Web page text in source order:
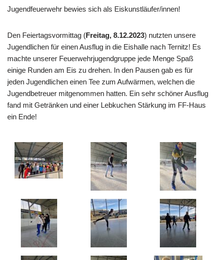
Jugendfeuerwehr bewies sich als Eiskunstläufer/innen!
Den Feiertagsvormittag (Freitag, 8.12.2023) nutzten unsere
Jugendlichen für einen Ausflug in die Eishalle nach Ternitz! Es
machte unserer Feuerwehrjugendgruppe jede Menge Spaß
einige Runden am Eis zu drehen. In den Pausen gab es für
jeden Jugendlichen einen Tee zum Aufwärmen, welchen die
Jugendbetreuer mitgenommen hatten. Ein sehr schöner Ausflug
fand mit Getränken und einer Lebkuchen Stärkung im FF-Haus
ein Ende!